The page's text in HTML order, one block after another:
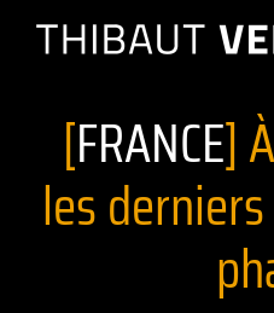
[FRANCE]
les